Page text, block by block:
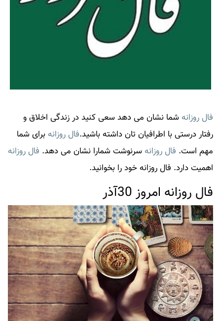
فال روزانهشما نشان می دهد سعی کنید در زندگی اخلاق و
رفتار درستی با اطرافیان تان داشته باشید.فال روزانه برای شما
مهم است. فال روزانهسرنوشت شمارا نشان می دهد. فال روزانه
اهمیت دارد. فال روزانهخود را بخوانید.
فال روزانه امروز 30آذر